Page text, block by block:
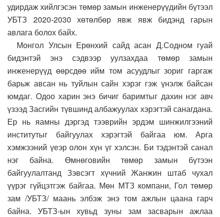
удирдаж хийлгэсэн төмөр замын инженерүүдийн бүтээл
УБТЗ 2020-2030 хөтөлбөр явж явж бидэнд гарын
авлага болох байх.
Монгол Улсын Ерөнхий сайд асан Д.Содном гуай
бидэнтэй энэ сэдвээр уулзахдаа төмөр замын
инженерүүд өөрсдөө ийм том асуудлыг зориг гаргаж
барьж авсан нь туйлын сайн хэрэг гэж үнэлж байсан
юмдаг. Одоо харин энэ бичиг баримтыг дахин нэг авч
үзээд Засгийн түвшинд албажуулах хэрэгтэй санагдана.
Ер нь яамны дэргэд тээврийн эрдэм шинжилгээний
институтыг байгуулах хэрэгтэй байгаа юм. Арга
хэмжээний үеэр олон хүн үг хэлсэн. Би тэдэнтэй санал
нэг байна. Өмнөговийн төмөр замын бүтээн
байгуулалтанд Зэвсэгт хүчний Жанжин штаб чухал
үүрэг гүйцэтгэж байгаа. Мөн МТЗ компани, Гол төмөр
зам /УБТЗ/ маань элбэж энэ том ажлын цаана гарч
байна. УБТЗ-ын хувьд зуны зам засварын ажлаа